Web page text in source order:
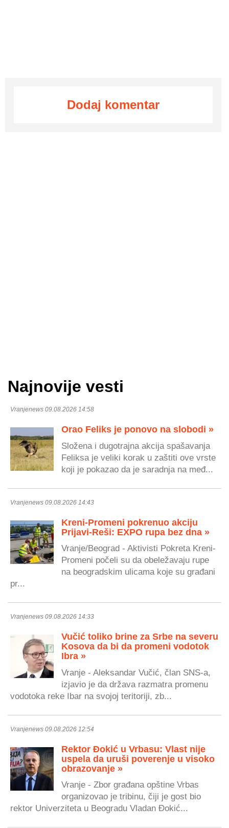
Dodaj komentar
Najnovije vesti
Vranjenews 09.08.2026 14:58
Orao Feliks je ponovo na slobodi »
Složena i dugotrajna akcija spašavanja
Feliksa je veliki korak u zaštiti ove vrste
koji je pokazao da je saradnja na međ...
Vranjenews 09.08.2026 14:43
Kreni-Promeni pokrenuo akciju
Prijavi-Reši: EXPO rupa bez dna »
Vranje/Beograd - Aktivisti Pokreta Kreni-
Promeni počeli su da obeležavaju rupe
na beogradskim ulicama koje su građani
pr...
Vranjenews 09.08.2026 14:33
Vučić toliko brine za Srbe na severu
Kosova da bi da promeni vodotok
Ibra »
Vranje - Aleksandar Vučić, član SNS-a,
izjavio je da država razmatra promenu
vodotoka reke Ibar na svojoj teritoriji, zb...
Vranjenews 09.08.2026 12:54
Rektor Đokić u Vrbasu: Vlast nije
uspela da uruši poverenje u visoko
obrazovanje »
Vranje - Zbor građana opštine Vrbas
organizovao je tribinu, čiji je gost bio
rektor Univerziteta u Beogradu Vladan Đokić...